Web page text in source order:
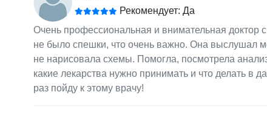
Рекомендует: Да
Очень профессиональная и внимательная
не было спешки, что очень важно. Она выслушал
не нарисовала схемы. Помогла, посмотрела
какие лекарства нужно принимать и что делать
раз пойду к этому врачу!